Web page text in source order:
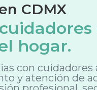
CDMX
hogar.
con
y atención de